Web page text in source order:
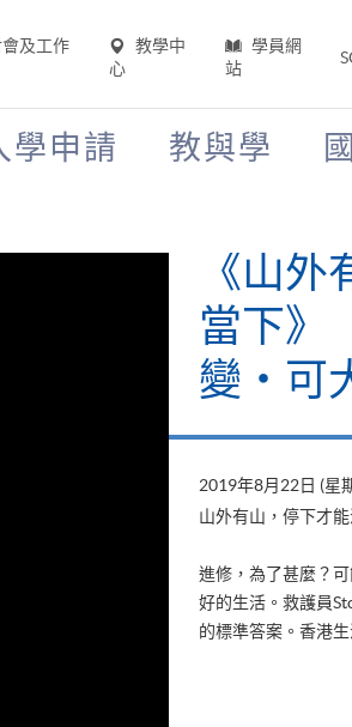
及工作
教學中
心
學員網
站
學申請 教與學
《山
當下》
變‧可
2019年8月22日 (星
山外有山，停下才
進修，為了甚麼？
好的生活。救護員
的標準答案。香港